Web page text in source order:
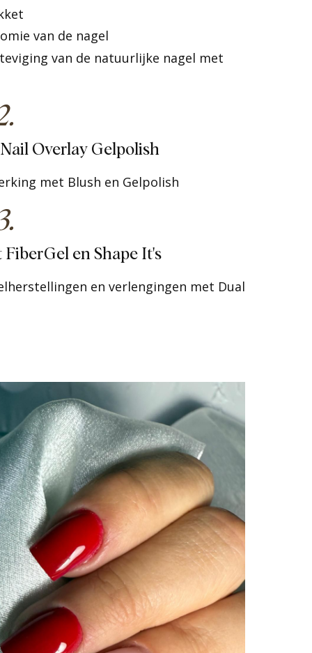
van de nagel
van de natuurlijke nagel met
Overlay Gelpolish
met Blush en Gelpolish
en Shape It's
en verlengingen met Dual